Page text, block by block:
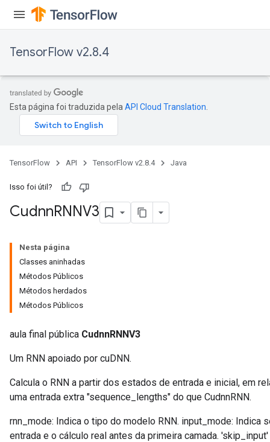
TensorFlow v2.8.4
Esta página foi traduzida pela API Cloud Translation
TensorFlow API TensorFlow v2.8.4 Java
Isso foi útil?
CudnnRNNV3
Nesta página
Classes aninhadas
Métodos Públicos
Métodos herdados
Métodos Públicos
aula final pública CudnnRNNV3
Um RNN apoiado por cuDNN.
Calcula o RNN a partir dos estados de entrada e inicial, em
uma entrada extra "sequence_lengths" do que CudnnRNN.
rnn_mode: Indica o tipo do modelo RNN. input_mode: Indica
entrada e o cálculo real antes da primeira camada.